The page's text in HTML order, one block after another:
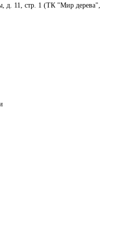
д. 11, стр. 1 (ТК "Мир дерева",